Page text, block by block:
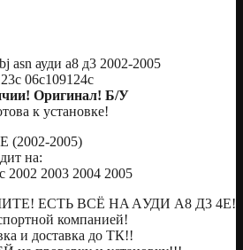
asn ауди а8 д3 2002-2005
06c109124c
Оригинaл! Б/У
к установке!
(2002-2005)
на:
2003 2004 2005
EСТЬ ВСЁ HA AУДИ А8 Д3 4E!
компанией!
и доставка до ТК!!